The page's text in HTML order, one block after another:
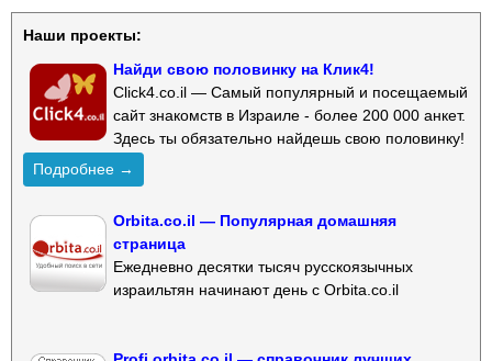
Наши проекты:
Найди свою половинку на Клик4!
Click4.co.il — Самый популярный и посещаемый
сайт знакомств в Израиле - более 200 000 анкет.
Здесь ты обязательно найдешь свою половинку!
Подробнее →
Orbita.co.il — Популярная домашняя
страница
Ежедневно десятки тысяч русскоязычных
израильтян начинают день с Orbita.co.il